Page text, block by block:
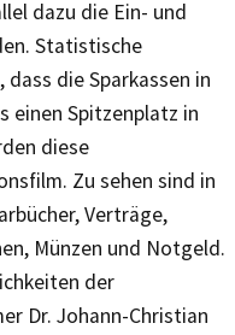
dazu die Ein- und
Statistische
die Sparkassen in
einen Spitzenplatz in
diese
Zu sehen sind in
Verträge,
Münzen und Notgeld.
der
Dr. Johann-Christian